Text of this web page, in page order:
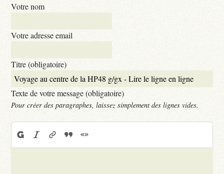
Votre nom
Votre adresse email
Titre (obligatoire)
Texte de votre message (obligatoire)
Pour créer des paragraphes, laissez simplement des lignes vides.